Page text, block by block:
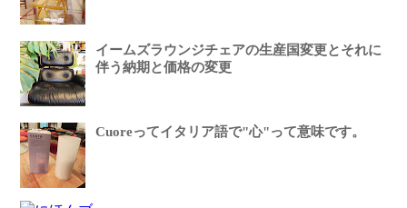
イームズラウンジチェアの生産国変更とそれに
伴う納期と価格の変更
Cuoreってイタリア語で"心"って意味です。